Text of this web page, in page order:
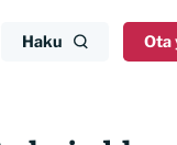
Haku Ota